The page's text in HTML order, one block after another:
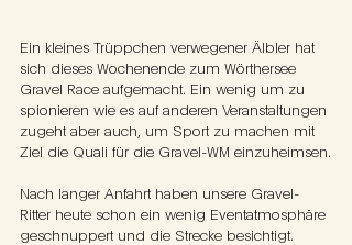
Ein kleines Trüppchen verwegener Älbler hat
sich dieses Wochenende zum Wörthersee
Gravel Race aufgemacht. Ein wenig um zu
spionieren wie es auf anderen Veranstaltungen
zugeht aber auch, um Sport zu machen mit
Ziel die Quali für die Gravel-WM einzuheimsen.
Nach langer Anfahrt haben unsere Gravel-
Ritter heute schon ein wenig Eventatmosphäre
geschnuppert und die Strecke besichtigt.